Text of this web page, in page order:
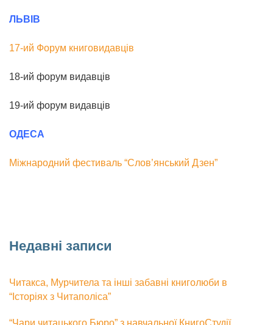
ЛЬВІВ
17-ий Форум книговидавців
18-ий форум видавців
19-ий форум видавців
ОДЕСА
Міжнародний фестиваль “Слов’янський Дзен”
Недавні записи
Читакса, Мурчитела та інші забавні книголюби в
“Історіях з Читаполіса”